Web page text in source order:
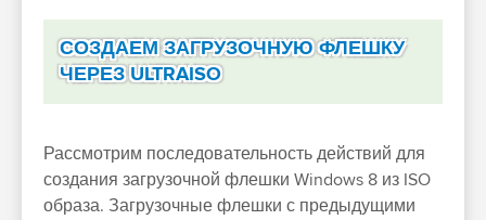
СОЗДАЕМ ЗАГРУЗОЧНУЮ ФЛЕШКУ
ЧЕРЕЗ ULTRAISO
Рассмотрим последовательность действий для
создания загрузочной флешки Windows 8 из ISO
образа. Загрузочные флешки с предыдущими